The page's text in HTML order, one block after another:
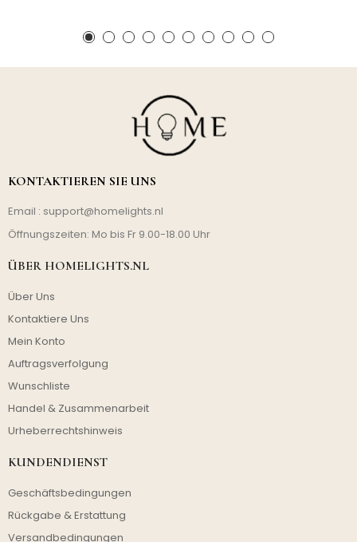
KONTAKTIEREN SIE UNS
Email : support@homelights.nl
Öffnungszeiten: Mo bis Fr 9.00-18.00 Uhr
ÜBER HOMELIGHTS.NL
Über Uns
Kontaktiere Uns
Mein Konto
Auftragsverfolgung
Wunschliste
Handel & Zusammenarbeit
Urheberrechtshinweis
KUNDENDIENST
Geschäftsbedingungen
Rückgabe & Erstattung
Versandbedingungen